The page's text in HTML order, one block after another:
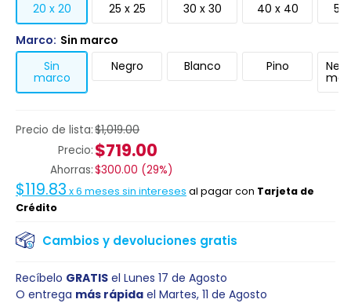
Precio de lista:$1,019.00
Precio: $719.00
Ahorras:$300.00 (29%)
$119.83 x6 meses sin intereses al pagar con Tarjeta de
Crédito
Cambios y devoluciones gratis
20 x 20
25 x 25 30 x 30 40 x 40
50
Marco: Sin marco
Sin
marco
Negro Blanco Pino
Recíbelo GRATIS el Lunes 17 de Agosto
O entrega más rápida el Martes, 11 de Agosto